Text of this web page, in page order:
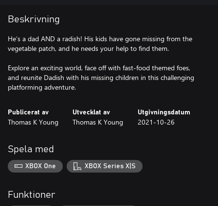
Beskrivning
He’s a dad AND a radish! His kids have gone missing from the
vegetable patch, and he needs your help to find them.
Explore an exciting world, face off with fast-food themed foes,
and reunite Dadish with his missing children in this challenging
platforming adventure.
Publicerat av
Thomas K Young
Utvecklat av
Thomas K Young
Utgivningsdatum
2021-10-26
Spela med
XBOX One XBOX Series X|S
Funktioner